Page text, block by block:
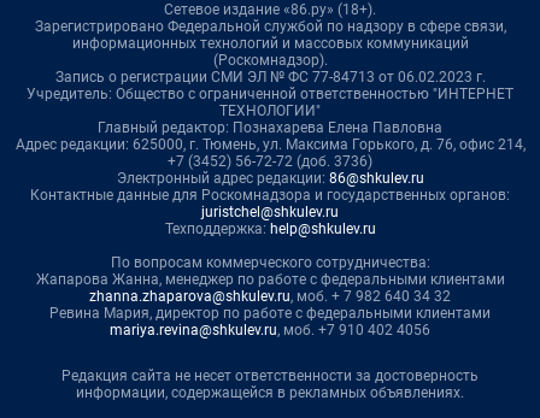
Сетевое издание «86.ру» (18+).
Зарегистрировано Федеральной службой по надзору в сфере связи,
информационных технологий и массовых коммуникаций
(Роскомнадзор).
Запись о регистрации СМИ ЭЛ № ФС 77-84713 от 06.02.2023 г.
Учредитель: Общество с ограниченной ответственностью "ИНТЕРНЕТ
ТЕХНОЛОГИИ"
Главный редактор: Познахарева Елена Павловна
Адрес редакции: 625000, г. Тюмень, ул. Максима Горького, д. 76, офис 214,
+7 (3452) 56-72-72 (доб. 3736)
Электронный адрес редакции: 86@shkulev.ru
Контактные данные для Роскомнадзора и государственных органов:
juristchel@shkulev.ru
Техподдержка: help@shkulev.ru
По вопросам коммерческого сотрудничества:
Жапарова Жанна, менеджер по работе с федеральными клиентами
zhanna.zhaparova@shkulev.ru, моб. + 7 982 640 34 32
Ревина Мария, директор по работе с федеральными клиентами
mariya.revina@shkulev.ru, моб. +7 910 402 4056
Редакция сайта не несет ответственности за достоверность
информации, содержащейся в рекламных объявлениях.